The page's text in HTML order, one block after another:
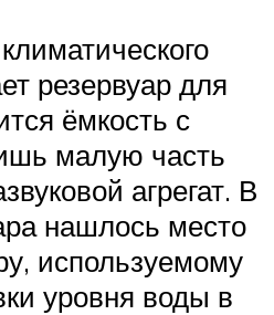
резервуар для
ёмкость с
малую часть
агрегат. В
нашлось место
используемому
уровня воды в